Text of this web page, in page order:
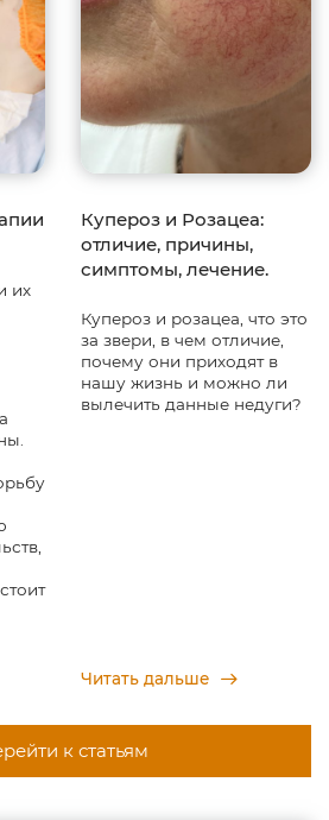
их
Купероз и Розацеа:
отличие, причины,
симптомы, лечение.
Купероз и розацеа, что это
за звери, в чем отличие,
почему они приходят в
нашу жизнь и можно ли
вылечить данные недуги?
Читать дальше
к статьям